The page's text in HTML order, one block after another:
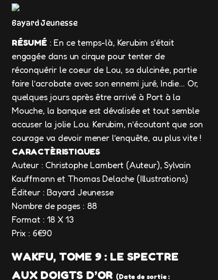
Bayard Jeunesse
RÉSUMÉ : En ce temps-là, Kerubim s’était
engagée dans un cirque pour tenter de
réconquérir le coeur de Lou, sa dulcinée, partie
faire l’acrobate avec son ennemi juré, Indie… Or,
quelques jours après être arrivé à Port à la
Mouche, la banque est dévalisée et tout semble
accuser la jolie Lou. Kerubim, n’écoutant que son
courage va devoir mener l’enquête, au plus vite !
CARACTÈRISTIQUES
Auteur : Christophe Lambert (Auteur), Sylvain
Kauffmann et Thomas Delache (Illustrations)
Éditeur : Bayard Jeunesse
Nombre de pages : 88
Format : 18 X 13
Prix : 6€90
WAKFU, TOME 9 : LE SPECTRE
AUX DOIGTS D’OR (Date de sortie :